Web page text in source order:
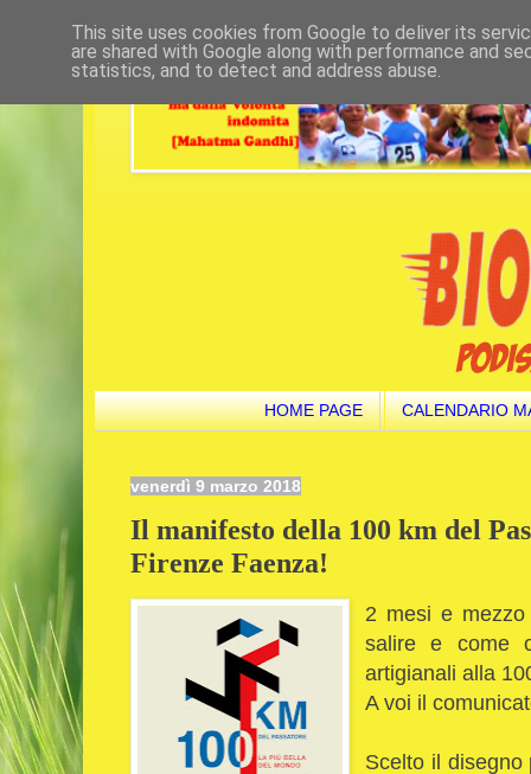
HOME PAGE CALENDARIO
venerdì 9 marzo 2018
Il manifesto della 100 km del
Firenze Faenza!
2 mesi e
salire e come
artigianali alla
A voi il
Scelto il disegno
This site uses cookies from Google to deliver its
are shared with Google along with performance and
statistics, and to detect and address abuse.